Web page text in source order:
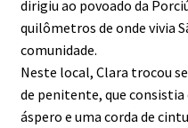
dirigiu ao povoado da
quilômetros de onde vivia
comunidade.
Neste local, Clara trocou
de penitente, que
áspero e uma corda de